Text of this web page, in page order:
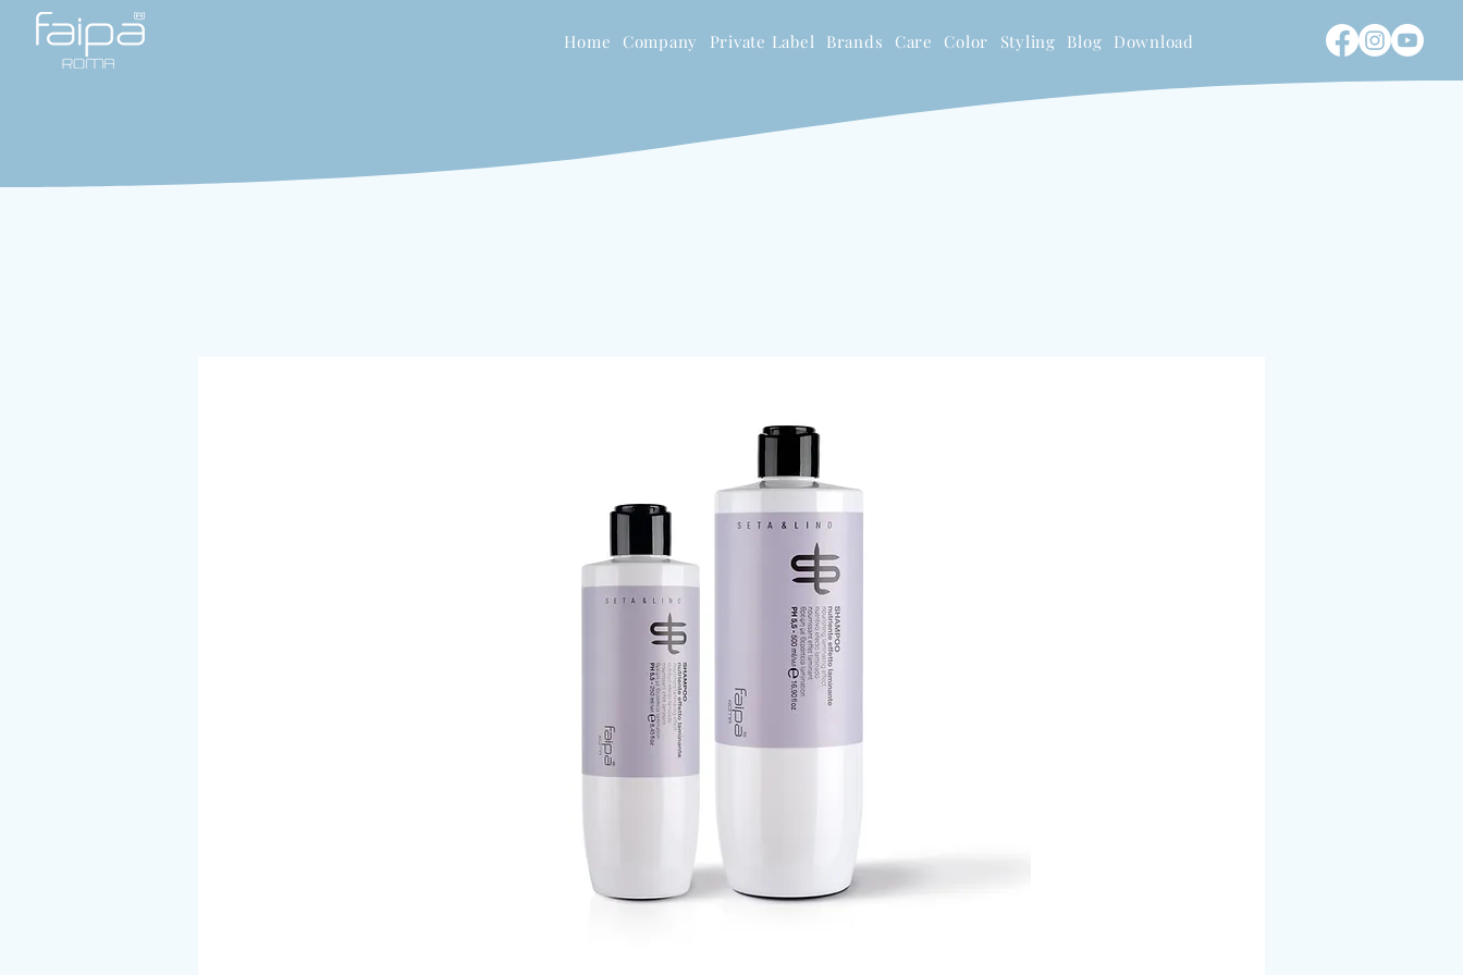
Home Company Private Label Brands Care Color Styling Blog Download